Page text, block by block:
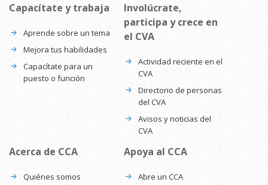
Capacítate y trabaja
Aprende sobre un tema
Mejora tus habilidades
Capacítate para un
puesto o función
Involúcrate,
participa y crece en
el CVA
Actividad reciente en el
CVA
Directorio de personas
del CVA
Avisos y noticias del
CVA
Acerca de CCA
Quiénes somos
Apoya al CCA
Abre un CCA